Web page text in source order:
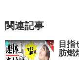
関連記事
目指
肪燃